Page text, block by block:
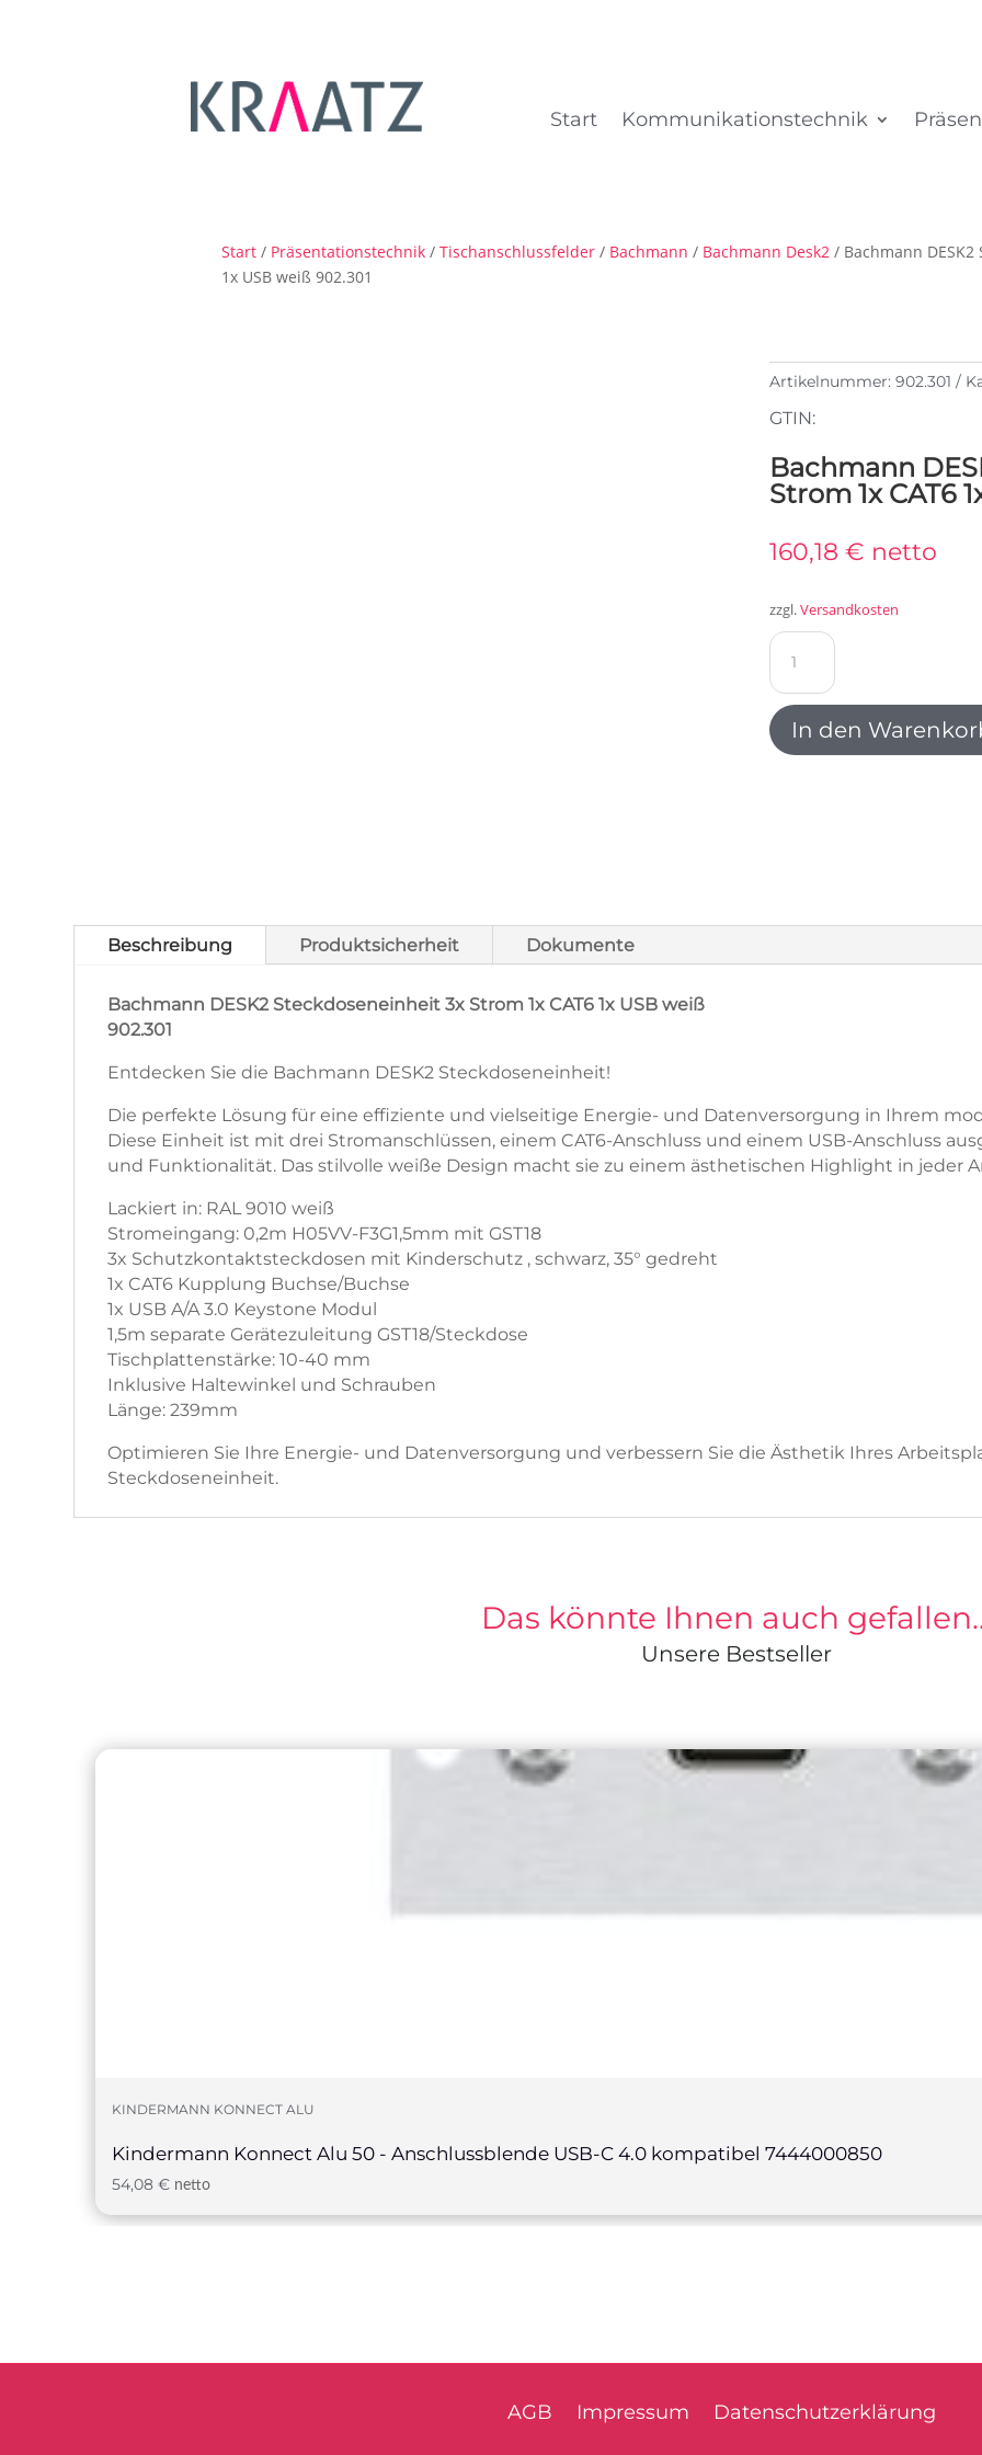
Start Kommunikationstechnik
Start/ Präsentationstechnik/ Tischanschlussfelder/ Bachmann / Bachmann Desk2 / Bachmann
1x USB weiß 902.301
Artikelnummer: 902.301
GTIN:
Bachmann
Strom 1x CAT6
160,18 € netto
zzgl.Versandkosten
Bachmann
DESK2
Steckdoseneinheit
3x
Strom
In den
Beschreibung Produktsicherheit Dokumente
Bachmann DESK2 Steckdoseneinheit 3x Strom 1x CAT6 1x USB weiß
902.301
Entdecken Sie die Bachmann DESK2 Steckdoseneinheit!
Die perfekte Lösung für eine effiziente und vielseitige Energie- und Datenversorgung in Ihrem
Diese Einheit ist mit drei Stromanschlüssen, einem CAT6-Anschluss und einem USB-Anschluss
und Funktionalität. Das stilvolle weiße Design macht sie zu einem ästhetischen Highlight in jeder
Lackiert in: RAL 9010 weiß
Stromeingang: 0,2m H05VV-F3G1,5mm mit GST18
3x Schutzkontaktsteckdosen mit Kinderschutz , schwarz, 35° gedreht
1x CAT6 Kupplung Buchse/Buchse
1x USB A/A 3.0 Keystone Modul
1,5m separate Gerätezuleitung GST18/Steckdose
Tischplattenstärke: 10-40 mm
Inklusive Haltewinkel und Schrauben
Länge: 239mm
Optimieren Sie Ihre Energie- und Datenversorgung und verbessern Sie die Ästhetik Ihres
Steckdoseneinheit.
Das könnte Ihnen auch
Unsere Bestseller
KINDERMANN KONNECT ALU
Kindermann Konnect Alu 50 - Anschlussblende USB-C 4.0 kompatibel 7444000850
54,08€ netto
AGB Impressum Datenschutzerklärung